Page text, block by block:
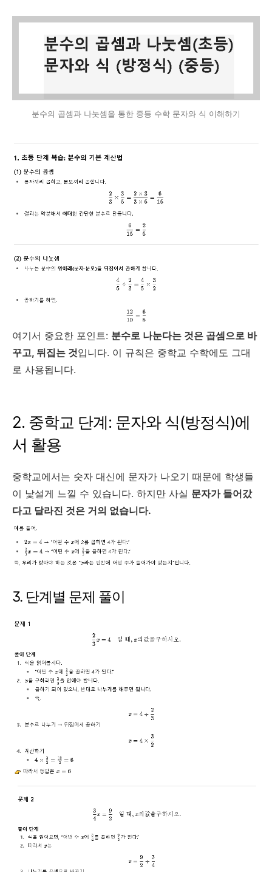
분수의 곱셈과 나눗셈을 통한 중등 수학 문자와 식 이해하기
여기서 중요한 포인트: 분수로 나눈다는 것은 곱셈으로 바
꾸고, 뒤집는 것입니다. 이 규칙은 중학교 수학에도 그대
로 사용됩니다.
2. 중학교 단계: 문자와 식(방정식)에
서 활용
중학교에서는 숫자 대신에 문자가 나오기 때문에 학생들
이 낯설게 느낄 수 있습니다. 하지만 사실 문자가 들어갔
다고 달라진 것은 거의 없습니다.
3. 단계별 문제 풀이